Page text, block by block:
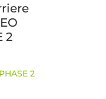
2
2